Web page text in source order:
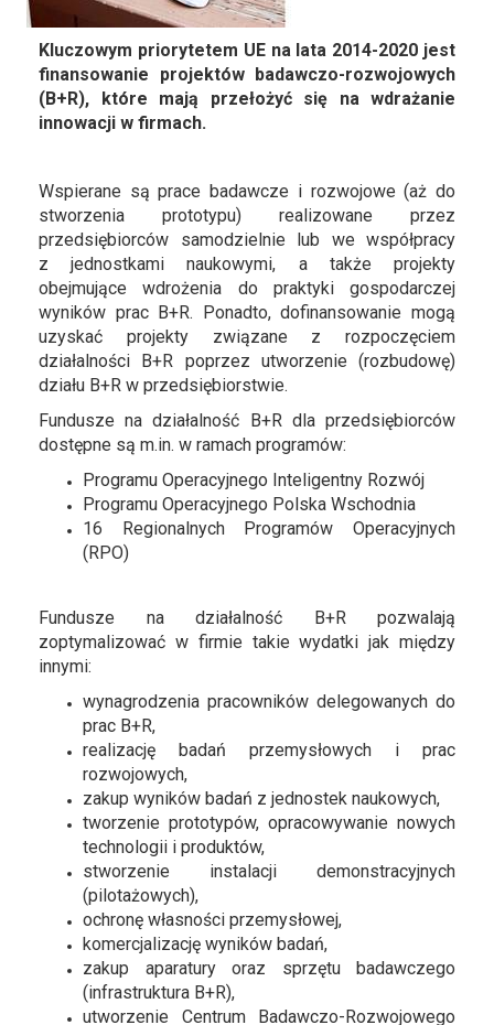
Kluczowym priorytetem UE na lata 2014-2020 jest
finansowanie projektów badawczo-rozwojowych
(B+R), które mają przełożyć się na wdrażanie
innowacji w firmach.
Wspierane są prace badawcze i rozwojowe (aż do
stworzenia prototypu) realizowane przez
przedsiębiorców samodzielnie lub we współpracy
z jednostkami naukowymi, a także projekty
obejmujące wdrożenia do praktyki gospodarczej
wyników prac B+R. Ponadto, dofinansowanie mogą
uzyskać projekty związane z rozpoczęciem
działalności B+R poprzez utworzenie (rozbudowę)
działu B+R w przedsiębiorstwie.
Fundusze na działalność B+R dla przedsiębiorców
dostępne są m.in. w ramach programów:
Programu Operacyjnego Inteligentny Rozwój
Programu Operacyjnego Polska Wschodnia
16 Regionalnych Programów Operacyjnych
(RPO)
Fundusze na działalność B+R pozwalają
zoptymalizować w firmie takie wydatki jak między
innymi:
wynagrodzenia pracowników delegowanych do
prac B+R,
realizację badań przemysłowych i prac
rozwojowych,
zakup wyników badań z jednostek naukowych,
tworzenie prototypów, opracowywanie nowych
technologii i produktów,
stworzenie instalacji demonstracyjnych
(pilotażowych),
ochronę własności przemysłowej,
komercjalizację wyników badań,
zakup aparatury oraz sprzętu badawczego
(infrastruktura B+R),
utworzenie Centrum Badawczo-Rozwojowego